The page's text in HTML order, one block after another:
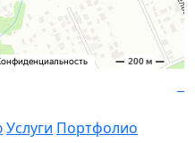
Услуги Портфолио